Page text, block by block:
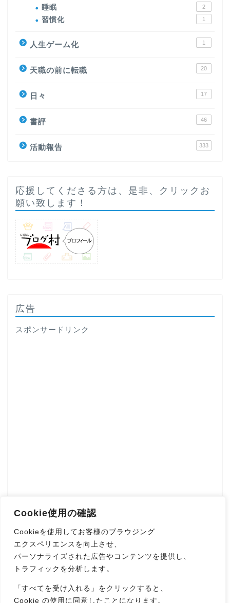
Cookie使用の確認
Cookieを使用してお客様のブラウジング
エクスペリエンスを向上させ、
パーソナライズされた広告やコンテンツを提供し、
トラフィックを分析します。
「すべてを受け入れる」をクリックすると、
Cookie の使用に同意したことになります。
睡眠 2
習慣化 1
人生ゲーム化 1
天職の前に転職 20
日々 17
書評 46
活動報告 333
応援してくださる方は、是非、クリックお
願い致します！
広告
スポンサードリンク